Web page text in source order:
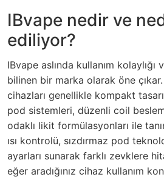
IBvape nedir ve
ediliyor?
IBvape aslında kullanım
bilinen bir marka olarak öne çıkar.
cihazları genellikle kompakt
pod sistemleri, düzenli coil
odaklı likit formülasyonları ile
ısı kontrolü, sızdırmaz pod
ayarları sunarak farklı zevklere
eğer aradığınız cihaz kullanım